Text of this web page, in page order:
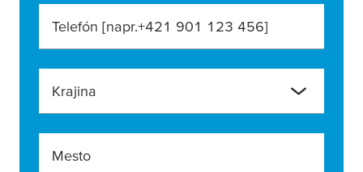
Telefón [napr.+421 901 123 456]
Krajina
Mesto